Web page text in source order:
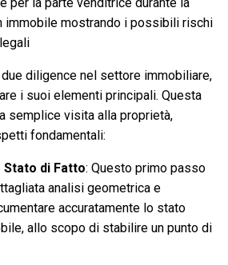
immobile mostrando i possibili rischi
diligence nel settore immobiliare,
i suoi elementi principali. Questa
semplice visita alla proprietà,
fondamentali:
di Fatto: Questo primo passo
analisi geometrica e
accuratamente lo stato
allo scopo di stabilire un punto di